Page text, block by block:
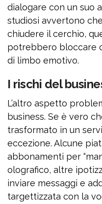
dialogare con un suo
studiosi avvertono
chiudere il cerchio,
potrebbero bloccare
di limbo emotivo.
I rischi del
L’altro aspetto
business. Se è vero
trasformato in un
eccezione. Alcune
abbonamenti per
olografico, altre
inviare messaggi e
targettizzata con la